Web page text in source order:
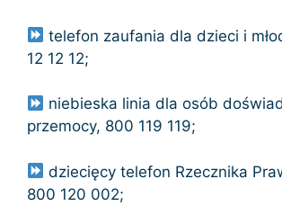
telefon zaufania dla dzieci i
12 12 12;
niebieska linia dla osób
przemocy, 800 119 119;
dziecięcy telefon Rzecznika
800 120 002;